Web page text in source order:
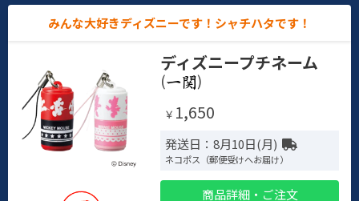
みんな大好きディズニーです！シャチハタです！
ディズニープチネーム
( )
￥ 1,650
発送日：8月10日(月)
ネコポス（郵便受けへお届け）
商品詳細・ご注文